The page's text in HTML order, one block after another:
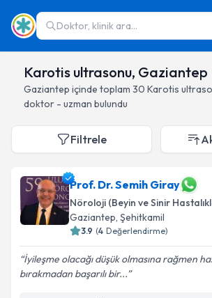
Doktor, klinik ara...
Karotis ultrasonu, Gaziantep
Gaziantep içinde toplam 30 Karotis
doktor - uzman bulundu
Filtrele
Prof. Dr. Semih Giray
Nöroloji (Beyin ve Sinir
Gaziantep, Şehitkamil
3.9 (4 Değerlendirme)
İyileşme olacağı düşük olmasına rağmen
bırakmadan başarılı bir...